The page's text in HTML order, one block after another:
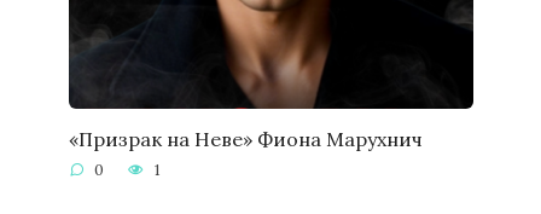
«Призрак на Неве» Фиона Марухнич
0 1